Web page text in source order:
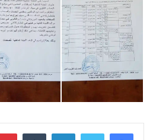
فيسبوكتويتر لينكدإن